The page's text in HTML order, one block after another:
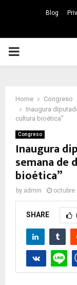
Blog
PRIMARY
Home
Congreso
Inaugura
cultura bioética”
Congreso
Inaugura
semana de
bioética”
by admin octubre
SHARE